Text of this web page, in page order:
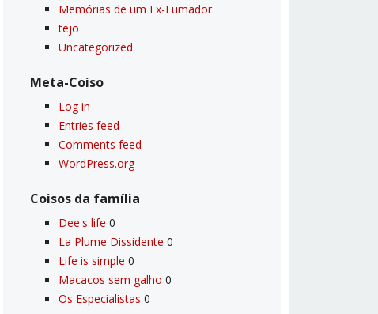
Memórias de um Ex-Fumador
tejo
Uncategorized
Meta-Coiso
Log in
Entries feed
Comments feed
WordPress.org
Coisos da famí­lia
Dee's life 0
La Plume Dissidente 0
Life is simple 0
Macacos sem galho 0
Os Especialistas 0